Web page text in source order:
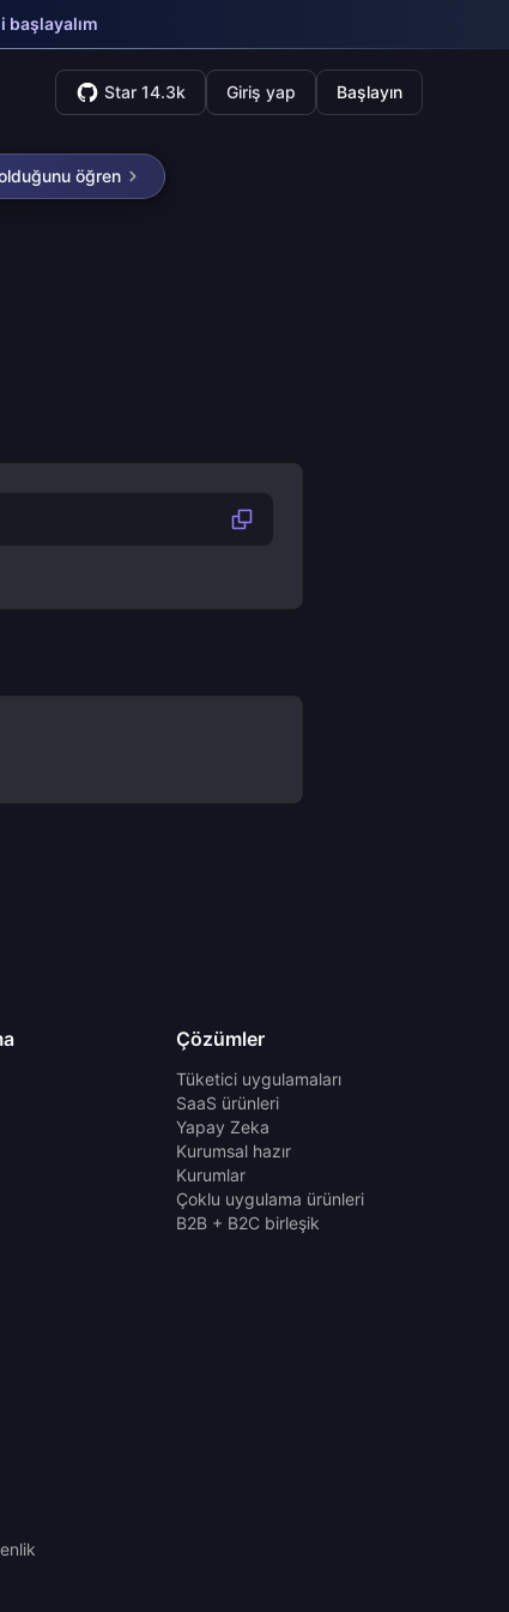
başlayalım
Star 14.3k Giriş yap Başlayın
öğren
Çözümler
Tüketici uygulamaları
SaaS ürünleri
Yapay Zeka
Kurumsal hazır
Kurumlar
Çoklu uygulama ürünleri
B2B + B2C birleşik